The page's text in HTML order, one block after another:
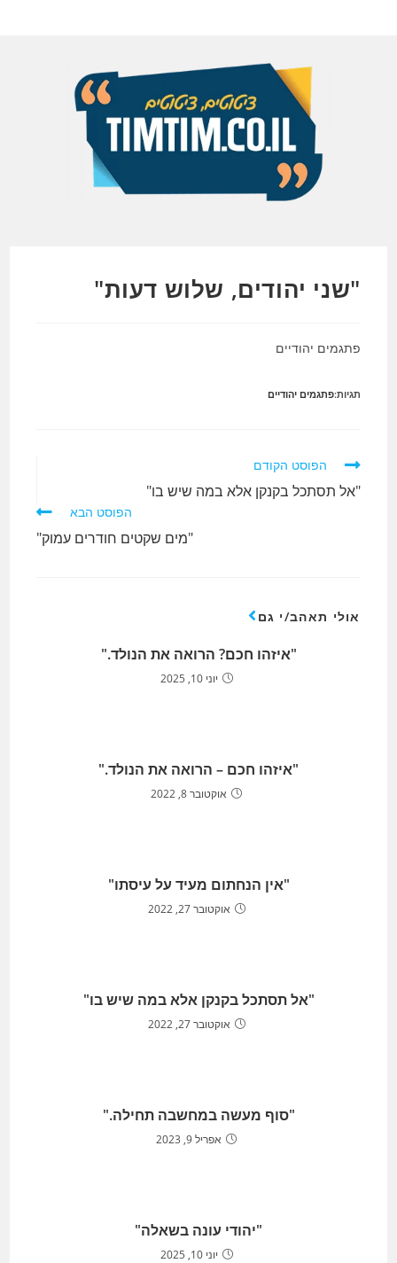
"שני יהודים, שלוש דעות"
פתגמים יהודיים
תגיות:פתגמים יהודיים
לקרוא
מאמרים
נוספים
הפוסט הקודם
"אל תסתכל בקנקן אלא במה שיש בו"
הפוסט הבא
"מים שקטים חודרים עמוק"
אולי תאהב/י גם
"איזהו חכם? הרואה את הנולד."
יוני 10, 2025
"איזהו חכם – הרואה את הנולד."
אוקטובר 8, 2022
"אין הנחתום מעיד על עיסתו"
אוקטובר 27, 2022
"אל תסתכל בקנקן אלא במה שיש בו"
אוקטובר 27, 2022
"סוף מעשה במחשבה תחילה."
אפריל 9, 2023
"יהודי עונה בשאלה"
יוני 10, 2025